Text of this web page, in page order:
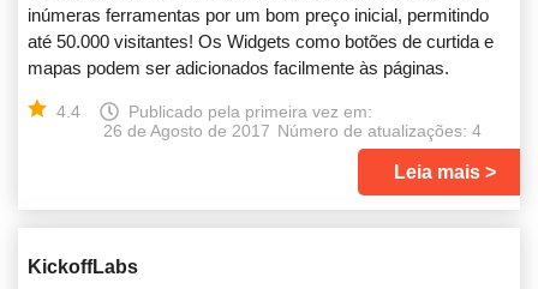
inúmeras ferramentas por um bom preço inicial, permitindo
até 50.000 visitantes! Os Widgets como botões de curtida e
mapas podem ser adicionados facilmente às páginas.
4.4
Publicado pela primeira vez em:
26 de Agosto de 2017 Número de atualizações: 4
Leia mais
KickoffLabs